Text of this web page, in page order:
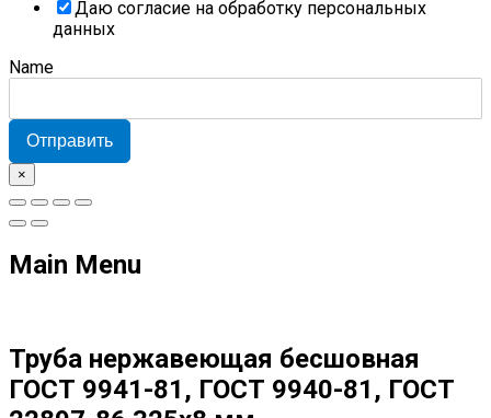
Даю согласие на обработку персональных
данных
Name
Отправить
×
Main Menu
Труба нержавеющая бесшовная
ГОСТ 9941-81, ГОСТ 9940-81, ГОСТ